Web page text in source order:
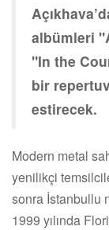
albümleri
"In the
bir
estirecek.
Modern metal
yenilikçi
sonra İstanbullu
1999 yılında